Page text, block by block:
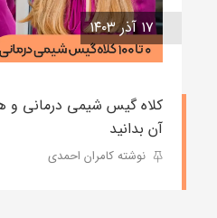
۱۷ آذر ۱۴۰۳
کلاه گیس شیمی درمانی و
آن بدانید
نوشته کامران احمدی